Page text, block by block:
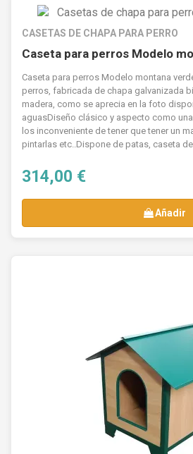
CASETAS DE CHAPA PARA PERRO
Caseta para perros Modelo
Caseta para perros Modelo montana
perros, fabricada de chapa galvanizada
madera, como se aprecia en la foto
aguasDiseño clásico y aspecto como
los inconveniente de tener que tener un
pintarlas etc..Dispone de patas, caseta
314,00 €
Añadir